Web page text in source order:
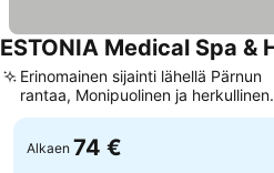
ESTONIA Medical Spa &
Erinomainen sijainti lähellä Pärnun
rantaa, Monipuolinen ja herkullinen
buffet-ruokailu
Alkaen 74 €